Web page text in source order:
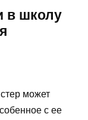
в школу
может
с ее